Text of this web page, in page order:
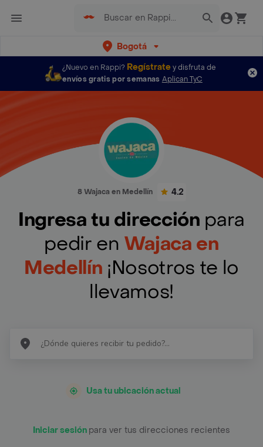
Bogotá
¿Nuevo en Rappi? Regístratey disfruta de
envíos gratis por semanas Aplican TyC
8 Wajaca en Medellín 4.2
Ingresa tu dirección para
pedir en Wajaca en
Medellín ¡Nosotros te lo
llevamos!
Usa tu ubicación actual
Iniciar sesión para ver tus direcciones recientes